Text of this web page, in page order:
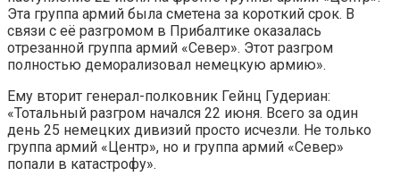
Эта группа армий была сметена за короткий срок. В
связи с её разгромом в Прибалтике оказалась
отрезанной группа армий «Север». Этот разгром
полностью деморализовал немецкую армию».
Ему вторит генерал-полковник Гейнц Гудериан:
«Тотальный разгром начался 22 июня. Всего за один
день 25 немецких дивизий просто исчезли. Не только
группа армий «Центр», но и группа армий «Север»
попали в катастрофу».